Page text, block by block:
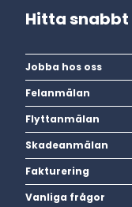
Hitta snabbt
Jobba hos oss
Felanmälan
Flyttanmälan
Skadeanmälan
Fakturering
Vanliga frågor